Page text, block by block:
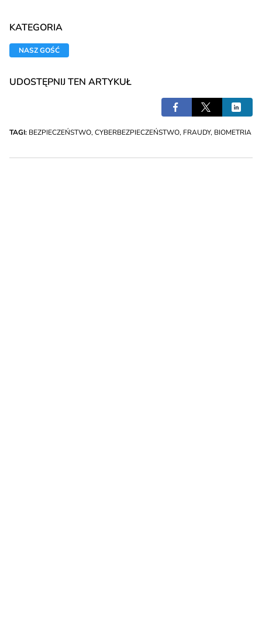
KATEGORIA
NASZ GOŚĆ
UDOSTĘPNIJ TEN ARTYKUŁ
TAGI: BEZPIECZEŃSTWO, CYBERBEZPIECZEŃSTWO, FRAUDY, BIOMETRIA